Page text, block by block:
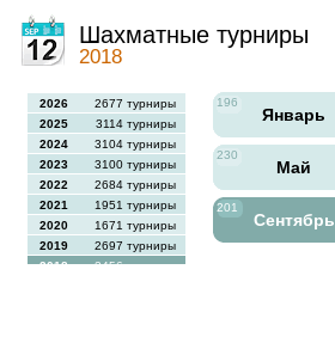
Шахматные турниры
2018
2026
2677 турниры
2025
3114 турниры
2024
3104 турниры
2023
3100 турниры
2022
2684 турниры
2021
1951 турниры
2020
1671 турниры
2019
2697 турниры
2018
2456 турниры
196
Январь
230
Май
201
Сентябрь